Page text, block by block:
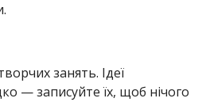
занять. Ідеї
— записуйте їх, щоб нічого